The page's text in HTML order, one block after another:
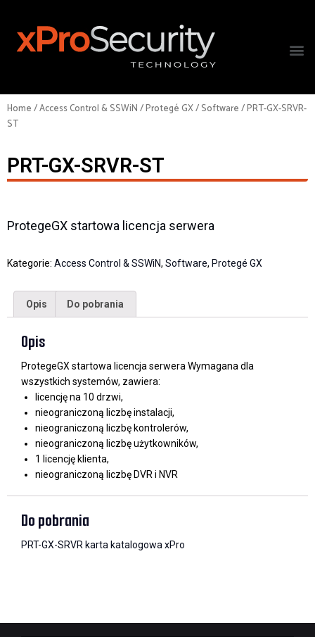
Home/Access Control & SSWiN/Protegé GX/Software/ PRT-GX-SRVR-
ST
PRT-GX-SRVR-ST
ProtegeGX startowa licencja serwera
Kategorie: Access Control & SSWiN, Software, Protegé GX
Opis Do pobrania
Opis
ProtegeGX startowa licencja serwera Wymagana dla
wszystkich systemów, zawiera:
licencję na 10 drzwi,
nieograniczoną liczbę instalacji,
nieograniczoną liczbę kontrolerów,
nieograniczoną liczbę użytkowników,
1 licencję klienta,
nieograniczoną liczbę DVR i NVR
Do pobrania
PRT-GX-SRVR karta katalogowa xPro